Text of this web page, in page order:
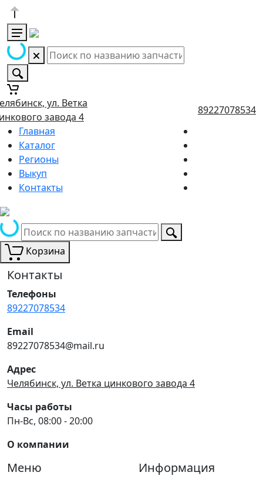
ул. Ветка
завода 4
89227078534
Главная
Каталог
Регионы
Выкуп
Контакты
Корзина
Контакты
Телефоны
89227078534
Email
89227078534@mail.ru
Адрес
Челябинск, ул. Ветка цинкового завода 4
Часы работы
Пн-Вс, 08:00 - 20:00
О компании
Меню Информация